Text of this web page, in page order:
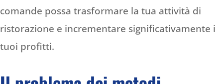
comande possa trasformare la tua attività di
ristorazione e incrementare significativamente i
tuoi profitti.